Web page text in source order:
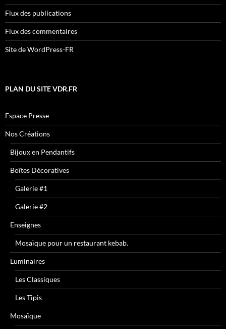
Flux des publications
Flux des commentaires
Site de WordPress-FR
PLAN DU SITE VDR.FR
Espace Presse
Nos Créations
Bijoux en Pendantifs
Boîtes Décoratives
Galerie #1
Galerie #2
Enseignes
Mosaïque pour un restaurant kebab.
Luminaires
Les Classiques
Les Tipis
Mosaïque